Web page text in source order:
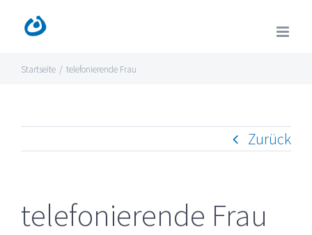
Inhalt
springen
Startseite / telefonierende Frau
Zurück
telefonierende Frau